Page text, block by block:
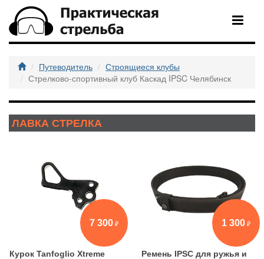
Путеводитель
Строящиеся клубы
Стрелково-спортивный клуб Каскад IPSC Челябинск
ЛАВКА СТРЕЛКА
7 300
Курок Tanfoglio Xtreme
1 300
Ремень IPSC для ружья и